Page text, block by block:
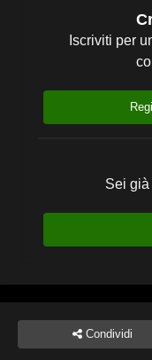
Iscriviti per
Sei già
Condividi